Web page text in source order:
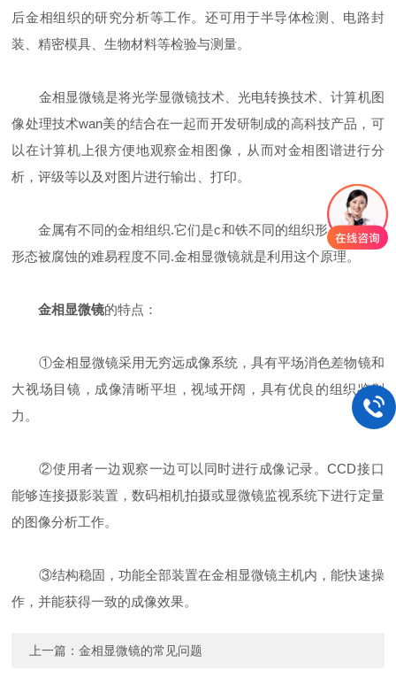
后金相组织的研究分析等工作。还可用于半导体检测、电路封
装、精密模具、生物材料等检验与测量。
金相显微镜是将光学显微镜技术、光电转换技术、计算机图
像处理技术wan美的结合在一起而开发研制成的高科技产品，可
以在计算机上很方便地观察金相图像，从而对金相图谱进行分
析，评级等以及对图片进行输出、打印。
金属有不同的金相组织.它们是c和铁不同的组织形态.不同的
形态被腐蚀的难易程度不同.金相显微镜就是利用这个原理。
金相显微镜的特点：
①金相显微镜采用无穷远成像系统，具有平场消色差物镜和
大视场目镜，成像清晰平坦，视域开阔，具有优良的组织鉴别
力。
②使用者一边观察一边可以同时进行成像记录。CCD接口
能够连接摄影装置，数码相机拍摄或显微镜监视系统下进行定量
的图像分析工作。
③结构稳固，功能全部装置在金相显微镜主机内，能快速操
作，并能获得一致的成像效果。
上一篇：金相显微镜的常见问题